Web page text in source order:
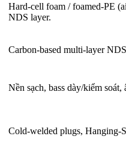
Hard-cell foam / foamed-PE
NDS layer.
Carbon-based multi-layer
Nền sạch, bass dày/kiểm
Cold-welded plugs, Hanging-